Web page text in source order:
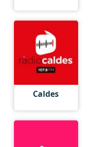
Caldes